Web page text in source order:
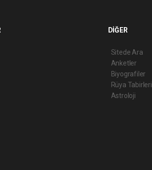
DİĞER
Sitede Ara
Anketler
Biyografiler
Rüya Tabirleri
Astroloji